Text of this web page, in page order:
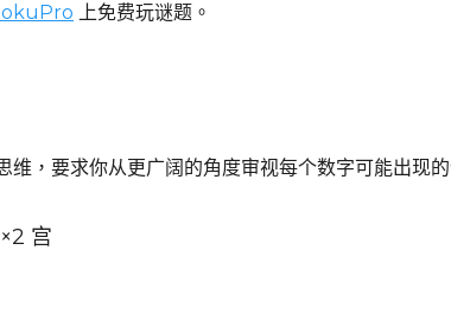
上免费玩谜题。
，要求你从更广阔的角度审视每个数字可能出现
宫